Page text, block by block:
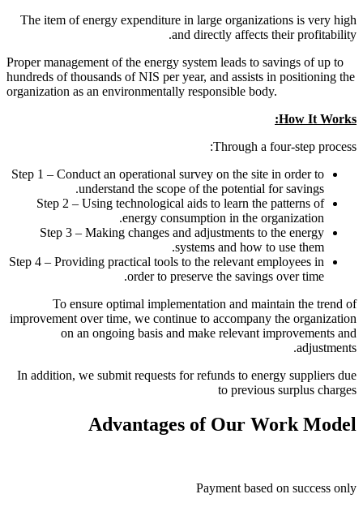
The item of energy expenditure in large organizations is very high
and directly affects their profitability.
Proper management of the energy system leads to savings of up to
hundreds of thousands of NIS per year, and assists in positioning the
organization as an environmentally responsible body.
How It Works:
Through a four-step process:
Step 1 – Conduct an operational survey on the site in order to
understand the scope of the potential for savings.
Step 2 – Using technological aids to learn the patterns of
energy consumption in the organization.
Step 3 – Making changes and adjustments to the energy
systems and how to use them.
Step 4 – Providing practical tools to the relevant employees in
order to preserve the savings over time.
To ensure optimal implementation and maintain the trend of
improvement over time, we continue to accompany the organization
on an ongoing basis and make relevant improvements and
adjustments.
In addition, we submit requests for refunds to energy suppliers due
to previous surplus charges
Advantages of Our Work Model
Payment based on success only